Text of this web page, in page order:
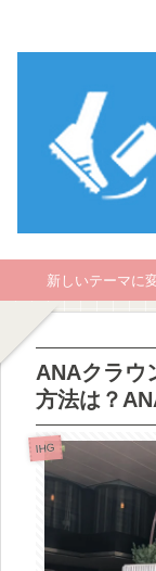
新しいテーマに
ANAクラウ
方法は？
IHG